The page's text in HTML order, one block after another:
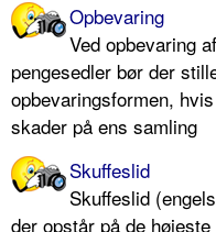
Opbevaring
Ved opbevaring
pengesedler bør der
opbevaringsformen,
skader på ens samling
Skuffeslid
Skuffeslid
der opstår på de